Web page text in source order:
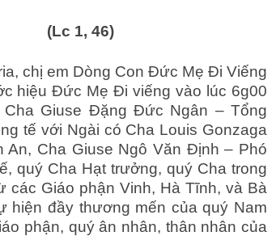
46)
chị em Dòng Con Đức Mẹ Đi Viếng
hiệu Đức Mẹ Đi viếng vào lúc 6g00
Giuse Đặng Đức Ngân – Tổng
tế với Ngài có Cha Louis Gonzaga
Cha Giuse Ngô Văn Định – Phó
quý Cha Hạt trưởng, quý Cha trong
các Giáo phận Vinh, Hà Tĩnh, và Bà
hiện đầy thương mến của quý Nam
phận, quý ân nhân, thân nhân của